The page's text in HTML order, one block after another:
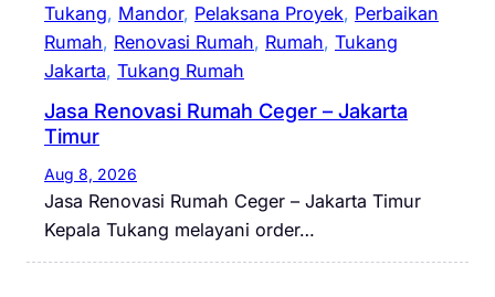
Tukang, Mandor, Pelaksana Proyek, Perbaikan
Rumah, Renovasi Rumah, Rumah, Tukang
Jakarta, Tukang Rumah
Jasa Renovasi Rumah Ceger – Jakarta
Timur
Aug 8, 2026
Jasa Renovasi Rumah Ceger – Jakarta Timur
Kepala Tukang melayani order…